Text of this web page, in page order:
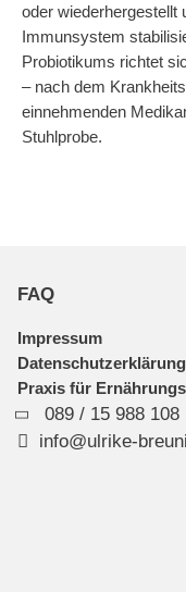
oder wiederhergestellt
Immunsystem
Probiotikums richtet
– nach dem
einnehmenden
Stuhlprobe.
FAQ
Impressum
Datenschutzerklärung
Praxis für
089 / 15 988 108
info@ulrike-